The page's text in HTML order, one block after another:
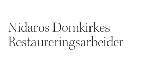
Nidaros Domkirkes
Restaureringsarbeider